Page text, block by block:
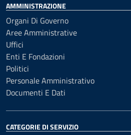
AMMINISTRAZIONE
Organi Di Governo
Aree Amministrative
Uffici
Enti E Fondazioni
Politici
Personale Amministrativo
Documenti E Dati
CATEGORIE DI SERVIZIO